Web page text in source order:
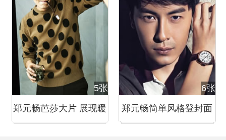
5张
郑元畅芭莎大片 展现暖
6张
郑元畅简单风格登封面